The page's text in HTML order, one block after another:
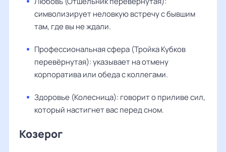
символизирует неловкую встречу с бывшим
там, где вы не ждали.
Профессиональная сфера (Тройка Кубков
перевёрнутая): указывает на отмену
корпоратива или обеда с коллегами.
Здоровье (Колесница): говорит о приливе сил,
который настигнет вас перед сном.
Козерог